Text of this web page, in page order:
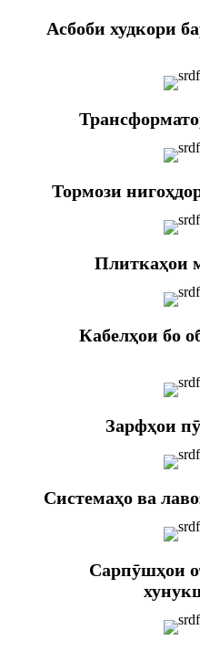
Асбоби худкори
Тормози
Плиткаҳои
Кабелҳои бо
Зарфҳои
Системаҳо ва
Сарпӯшҳои